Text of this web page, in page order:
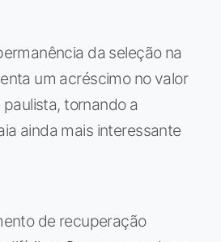
da seleção na
um acréscimo no valor
tornando a
ainda mais interessante
de recuperação